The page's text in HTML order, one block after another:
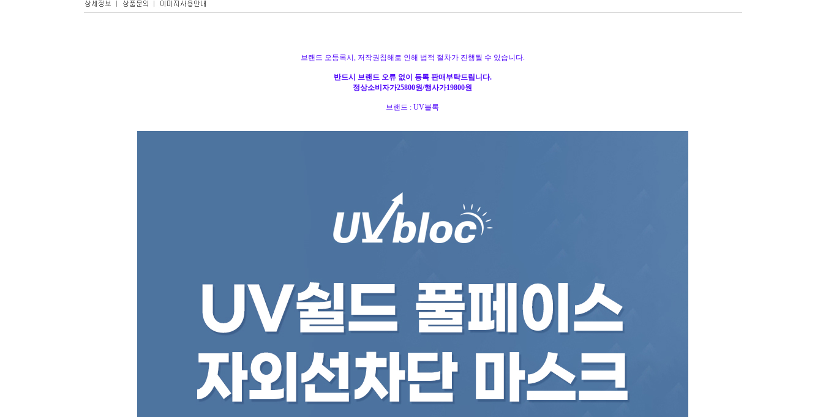
브랜드 오등록시, 저작권침해로 인해 법적 절차가 진행될 수 있습니다.
반드시 브랜드 오류 없이 등록 판매부탁드립니다.
정상소비자가25800원/행사가19800원
브랜드 : UV블록